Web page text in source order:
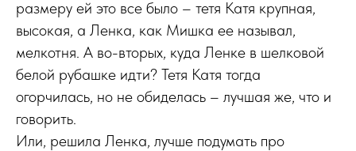
размеру ей это все было – тетя Катя крупная,
высокая, а Ленка, как Мишка ее называл,
мелкотня. А во-вторых, куда Ленке в шелковой
белой рубашке идти? Тетя Катя тогда
огорчилась, но не обиделась – лучшая же, что и
говорить.
Или, решила Ленка, лучше подумать про